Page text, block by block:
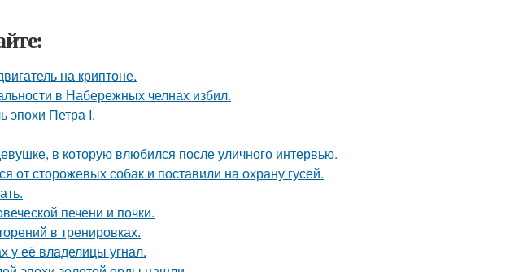
на криптоне.
в Набережных челнах избил.
эпохи Петра I.
в которую влюбился после уличного интервью.
от сторожевых собак и поставили на охрану гусей.
печени и почки.
в тренировках.
у её владелицы угнал.